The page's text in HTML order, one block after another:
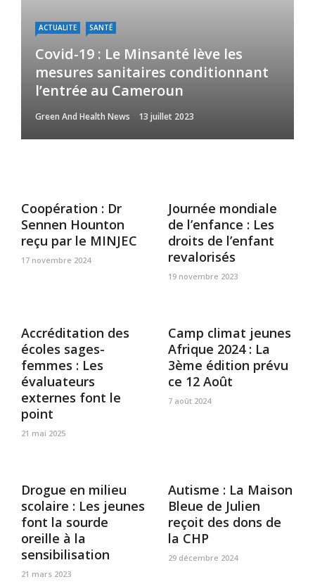
ACTUALITE SANTÉ
Covid-19 : Le Minsanté lève les
mesures sanitaires conditionnant
l’entrée au Cameroun
Green And Health News 13 juillet 2023
Coopération : Dr
Sennen Hounton
reçu par le MINJEC
17 novembre 2024
Journée mondiale
de l’enfance : Les
droits de l’enfant
revalorisés
19 novembre 2023
Accréditation des
écoles sages-
femmes : Les
évaluateurs
externes font le
point
21 mai 2025
Camp climat jeunes
Afrique 2024 : La
3ème édition prévu
ce 12 Août
7 août 2024
Drogue en milieu
scolaire : Les jeunes
font la sourde
oreille à la
sensibilisation
21 mars 2023
Autisme : La Maison
Bleue de Julien
reçoit des dons de
la CHP
29 décembre 2024